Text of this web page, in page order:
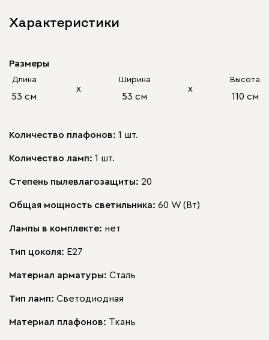
Характеристики
Размеры
Длина
53 см
х
Ширина
53 см
х
Высота
110 см
Количество плафонов: 1 шт.
Количество ламп: 1 шт.
Степень пылевлагозащиты: 20
Общая мощность светильника: 60 W (Вт)
Лампы в комплекте: нет
Тип цоколя: E27
Материал арматуры: Сталь
Тип ламп: Светодиодная
Материал плафонов: Ткань